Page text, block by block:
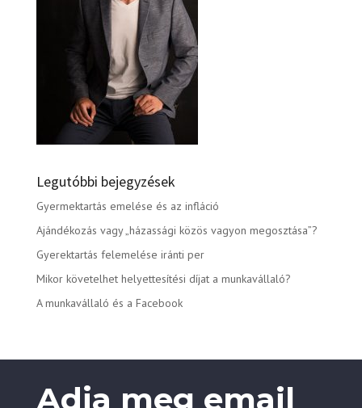
Legutóbbi bejegyzések
Gyermektartás emelése és az infláció
Ajándékozás vagy „házassági közös vagyon megosztása”?
Gyerektartás felemelése iránti per
Mikor követelhet helyettesítési díjat a munkavállaló?
A munkavállaló és a Facebook
Adja meg email